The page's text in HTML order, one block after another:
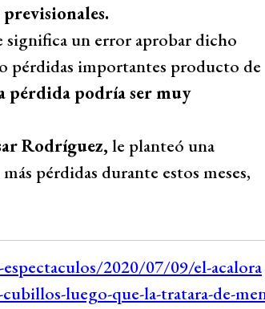
significa un error aprobar dicho
pérdidas importantes producto de
pérdida podría ser muy
Rodríguez, le planteó una
pérdidas durante estos meses,